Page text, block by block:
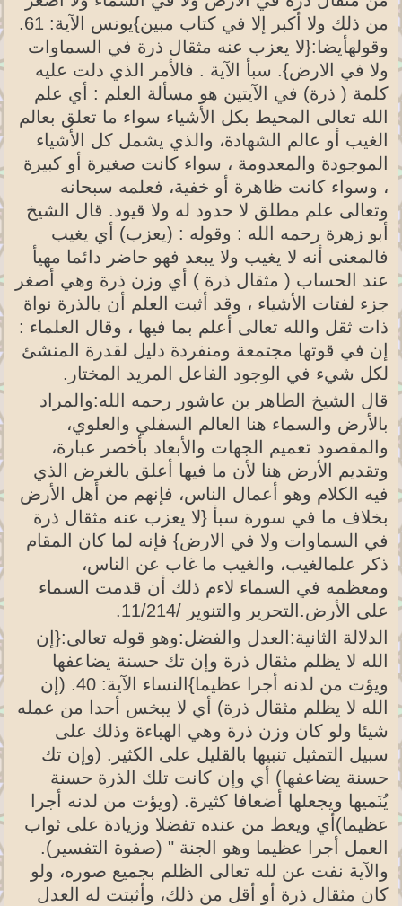
من ذلك ولا أكبر إلا في كتاب مبين}يونس الآية: 61.
وقولهأيضا:{لا يعزب عنه مثقال ذرة في السماوات
ولا في الارض}. سبأ الآية . فالأمر الذي دلت عليه
كلمة ( ذرة) في الآيتين هو مسألة العلم : أي علم
الله تعالى المحيط بكل الأشياء سواء ما تعلق بعالم
الغيب أو عالم الشهادة، والذي يشمل كل الأشياء
الموجودة والمعدومة ، سواء كانت صغيرة أو كبيرة
، وسواء كانت ظاهرة أو خفية، فعلمه سبحانه
وتعالى علم مطلق لا حدود له ولا قيود. قال الشيخ
أبو زهرة رحمه الله : وقوله : (يعزب) أي يغيب
فالمعنى أنه لا يغيب ولا يبعد فهو حاضر دائما مهيأ
عند الحساب ( مثقال ذرة ) أي وزن ذرة وهي أصغر
جزء لفتات الأشياء ، وقد أثبت العلم أن بالذرة نواة
ذات ثقل والله تعالى أعلم بما فيها ، وقال العلماء :
إن في قوتها مجتمعة ومنفردة دليل لقدرة المنشئ
لكل شيء في الوجود الفاعل المريد المختار.
قال الشيخ الطاهر بن عاشور رحمه الله:والمراد
بالأرض والسماء هنا العالم السفلي والعلوي،
والمقصود تعميم الجهات والأبعاد بأخصر عبارة،
وتقديم الأرض هنا لأن ما فيها أعلق بالغرض الذي
فيه الكلام وهو أعمال الناس، فإنهم من أهل الأرض
بخلاف ما في سورة سبأ {لا يعزب عنه مثقال ذرة
في السماوات ولا في الارض} فإنه لما كان المقام
ذكر علمالغيب، والغيب ما غاب عن الناس،
ومعظمه في السماء لاءم ذلك أن قدمت السماء
على الأرض.التحرير والتنوير /11/214.
الدلالة الثانية:العدل والفضل:وهو قوله تعالى:{إن
الله لا يظلم مثقال ذرة وإن تك حسنة يضاعفها
ويؤت من لدنه أجرا عظيما}النساء الآية: 40. (إن
الله لا يظلم مثقال ذرة) أي لا يبخس أحدا من عمله
شيئا ولو كان وزن ذرة وهي الهباءة وذلك على
سبيل التمثيل تنبيها بالقليل على الكثير. (وإن تك
حسنة يضاعفها) أي وإن كانت تلك الذرة حسنة
يُنَميها ويجعلها أضعافا كثيرة. (ويؤت من لدنه أجرا
عظيما)أي ويعط من عنده تفضلا وزيادة على ثواب
العمل أجرا عظيما وهو الجنة " (صفوة التفسير).
والآية نفت عن لله تعالى الظلم بجميع صوره، ولو
كان مثقال ذرة أو أقل من ذلك، وأثبتت له العدل